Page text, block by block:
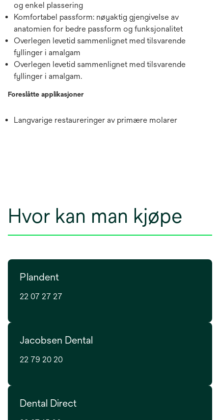
og enkel plassering
Komfortabel passform: nøyaktig gjengivelse av
anatomien for bedre passform og funksjonalitet
Overlegen levetid sammenlignet med tilsvarende
fyllinger i amalgam
Overlegen levetid sammenlignet med tilsvarende
fyllinger i amalgam.
Foreslåtte applikasjoner
Langvarige restaureringer av primære molarer
Hvor kan man kjøpe
Plandent
22 07 27 27
Jacobsen Dental
22 79 20 20
Dental Direct